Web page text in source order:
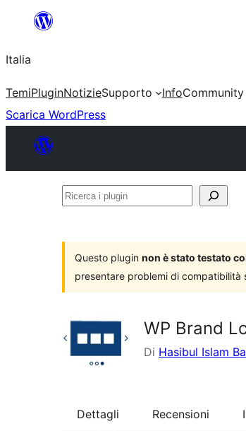
contenuto
Italia
TemiPluginNotizieSupporto InfoCommunity
Scarica WordPress
Ricerca
Questo plugin non è stato testato
presentare problemi di compatibilità
WP Brand
Di Hasibul Islam
Dettagli Recensioni